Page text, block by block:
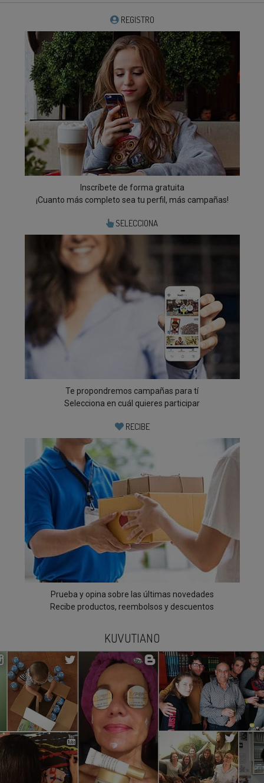
REGISTRO
Inscríbete de forma gratuita
¡Cuanto más completo sea tu perfil, más campañas!
SELECCIONA
Te propondremos campañas para tí
Selecciona en cuál quieres participar
RECIBE
Prueba y opina sobre las últimas novedades
Recibe productos, reembolsos y descuentos
KUVUTIANO